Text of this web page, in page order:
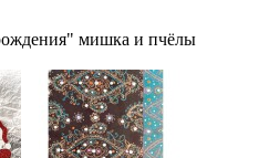
мишка и пчёлы